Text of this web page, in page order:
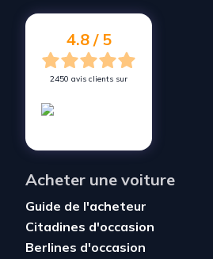
Vendez votre voiture à
4.8 / 5
2450 avis clients sur
Acheter une voiture
Guide de l'acheteur
Citadines d'occasion
Berlines d'occasion